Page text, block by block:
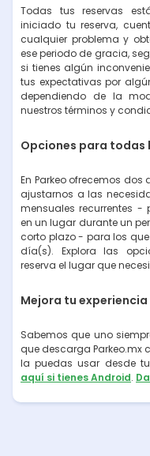
Todas tus reservas
iniciado tu reserva,
cualquier problema y
ese periodo de gracia,
si tienes algún
tus expectativas por
dependiendo de la
nuestros términos y
Opciones para todas
En Parkeo ofrecemos
ajustarnos a las
mensuales recurrentes
en un lugar durante un
corto plazo - para los
día(s). Explora las
reserva el lugar que
Mejora tu experiencia
Sabemos que uno
que descarga Parkeo.mx
la puedas usar desde
aquí si tienes Android.